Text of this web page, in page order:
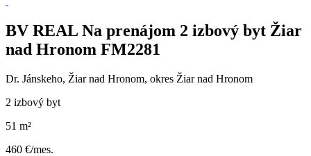
BV REAL Na prenájom 2 izbový byt Žiar
nad Hronom FM2281
Dr. Jánskeho, Žiar nad Hronom, okres Žiar nad Hronom
2 izbový byt
51 m²
460 €/mes.